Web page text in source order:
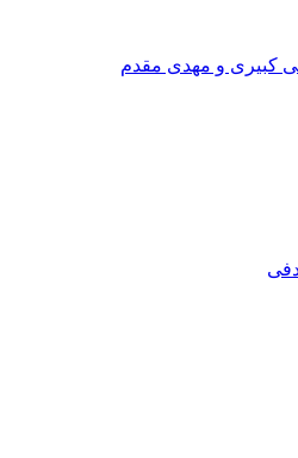
کبیری و مهدى مقدم